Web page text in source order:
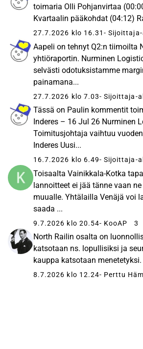
toimaria Olli Pohjanvirtaa
Kvartaalin pääkohdat (04:12)
27.7.2026 klo 16.31 -
Aapeli on tehnyt Q2:n tiimoilta
yhtiöraportin. Nurminen
selvästi odotuksistamme
painamana...
27.7.2026 klo 7.03- Sijoittaja-
Tässä on Paulin kommentit
Inderes – 16 Jul 26 Nurminen
Toimitusjohtaja vaihtuu
Inderes Uusi...
16.7.2026 klo 6.49- Sijoittaja-
Toisaalta Vainikkala-Kotka
lannoitteet ei jää tänne vaan
muualle. Yhtälailla Venäjä voi
saada ...
9.7.2026 klo 20.54- KooAP 3
North Railin osalta on
katsotaan ns. lopullisiksi ja
kauppa katsotaan menetetyksi.
8.7.2026 klo 12.24- Perttu